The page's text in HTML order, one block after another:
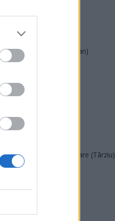
PMP (Tomac)
Forța Dreptei (L. Orban)
SENS
POT (Gavrilă)
Acțiunea Conservatoare (Târziu)
PDF (Lazarus)
PNCR (Terheș)